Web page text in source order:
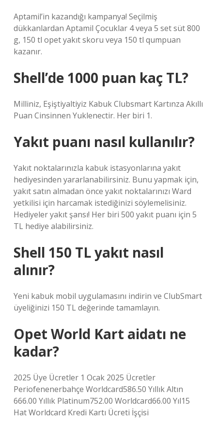
Aptamil’in kazandığı kampanya! Seçilmiş
dükkanlardan Aptamil Çocuklar 4 veya 5 set süt 800
g, 150 tl opet yakıt skoru veya 150 tl qumpuan
kazanır.
Shell’de 1000 puan kaç TL?
Milliniz, Eşiştiyaltiyiz Kabuk Clubsmart Kartınza Akıllı
Puan Cinsinnen Yuklenectir. Her biri 1.
Yakıt puanı nasıl kullanılır?
Yakıt noktalarınızla kabuk istasyonlarına yakıt
hediyesinden yararlanabilirsiniz. Bunu yapmak için,
yakıt satın almadan önce yakıt noktalarınızı Ward
yetkilisi için harcamak istediğinizi söylemelisiniz.
Hediyeler yakıt şansı! Her biri 500 yakıt puanı için 5
TL hediye alabilirsiniz.
Shell 150 TL yakıt nasıl
alınır?
Yeni kabuk mobil uygulamasını indirin ve ClubSmart
üyeliğinizi 150 TL değerinde tamamlayın.
Opet World Kart aidatı ne
kadar?
2025 Üye Ücretler 1 Ocak 2025 Ücretler
Periofenenerbahçe Worldcard586.50 Yıllık Altın
666.00 Yıllık Platinum752.00 Worldcard66.00 Yıl15
Hat Worldcard Kredi Kartı Ücreti İşçisi